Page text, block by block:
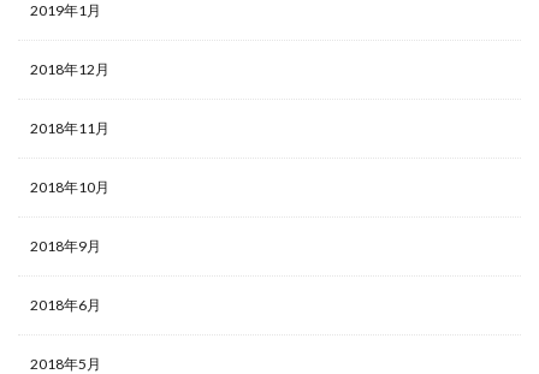
2019年1月
2018年12月
2018年11月
2018年10月
2018年9月
2018年6月
2018年5月